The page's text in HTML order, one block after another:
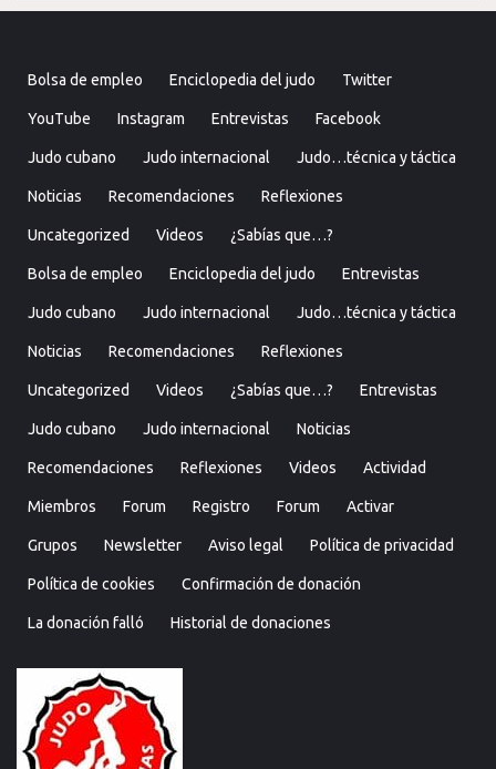
Bolsa de empleo Enciclopedia del judo Twitter
YouTube Instagram Entrevistas Facebook
Judo cubano Judo internacional Judo…técnica y táctica
Noticias Recomendaciones Reflexiones
Uncategorized Videos ¿Sabías que…?
Bolsa de empleo Enciclopedia del judo Entrevistas
Judo cubano Judo internacional Judo…técnica y táctica
Noticias Recomendaciones Reflexiones
Uncategorized Videos ¿Sabías que…? Entrevistas
Judo cubano Judo internacional Noticias
Recomendaciones Reflexiones Videos Actividad
Miembros Forum Registro Forum Activar
Grupos Newsletter Aviso legal Política de privacidad
Política de cookies Confirmación de donación
La donación falló Historial de donaciones